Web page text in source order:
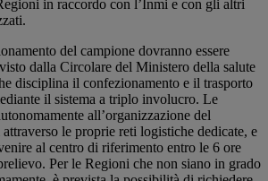
in raccordo con l’Inmi e con gli altri
del campione dovranno essere
dalla Circolare del Ministero della salute
disciplina il confezionamento e il trasporto
il sistema a triplo involucro. Le
all’organizzazione del
le proprie reti logistiche dedicate, e
al centro di riferimento entro le 6 ore
Per le Regioni che non siano in grado